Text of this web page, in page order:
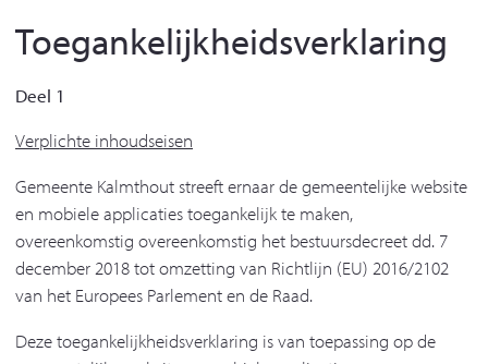
Toegankelijkheidsverklaring
Deel 1
Verplichte inhoudseisen
Gemeente Kalmthout streeft ernaar de gemeentelijke website
en mobiele applicaties toegankelijk te maken,
overeenkomstig overeenkomstig het bestuursdecreet dd. 7
december 2018 tot omzetting van Richtlijn (EU) 2016/2102
van het Europees Parlement en de Raad.
Deze toegankelijkheidsverklaring is van toepassing op de